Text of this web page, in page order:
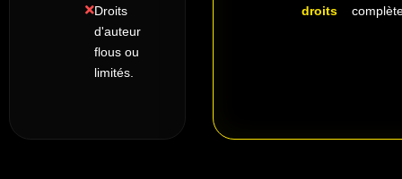
Droits
d'auteur
flous ou
limités.
droits